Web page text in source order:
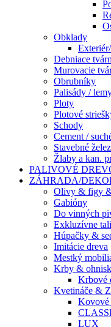
Obklady
Debniace
Murovacie
Obrubníky
Palisády /
Ploty
Plotové
Schody
Cement /
Stavebné
Žlaby a kan.
PALIVOVÉ
ZÁHRADA/
Olivy & figy
Gabióny
Do vinných
Exkluzívne
Húpačky &
Imitácie dreva
Mestký
Krby &
Krbové
Kvetináče &
Kovové
LUX